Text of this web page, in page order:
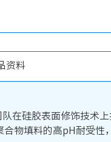
资料
在硅胶表面修饰技术
物填料的高pH耐受性